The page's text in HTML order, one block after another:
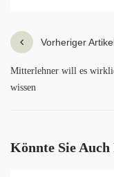
Vorheriger
Mitterlehner will es
wissen
Könnte Sie